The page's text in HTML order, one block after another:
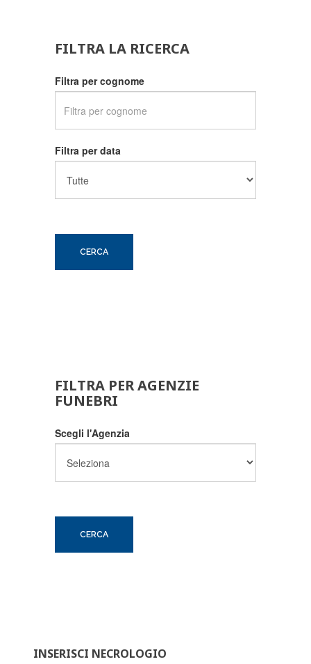
FILTRA LA RICERCA
Filtra per cognome
Filtra per data
FILTRA PER AGENZIE
FUNEBRI
Scegli l'Agenzia
INSERISCI NECROLOGIO